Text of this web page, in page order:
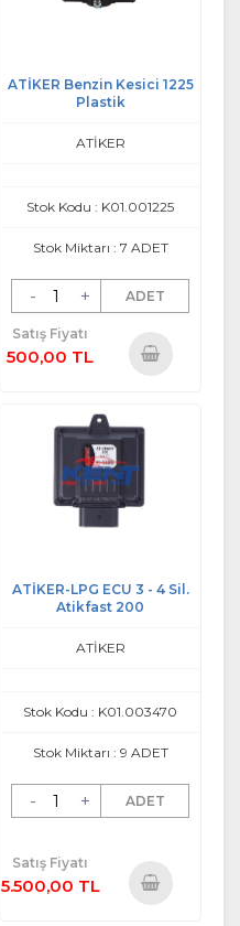
ATİKER Benzin Kesici 1225
Plastik
ATİKER
Stok Kodu : K01.001225
Stok Miktarı : 7 ADET
- + ADET
Satış Fiyatı
500,00 TL
ATİKER-LPG ECU 3 - 4 Sil.
Atikfast 200
ATİKER
Stok Kodu : K01.003470
Stok Miktarı : 9 ADET
- + ADET
Satış Fiyatı
5.500,00 TL